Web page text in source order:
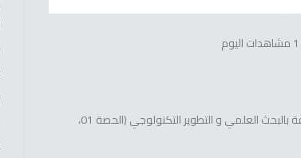
: مصاريف التسيير المتعلقة بالبحث العلمي و التطوير التكنولوجي (الحصة 01،